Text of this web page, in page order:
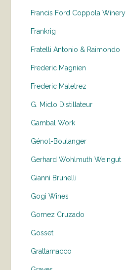
Francis Ford Coppola Winery
Frankrig
Fratelli Antonio & Raimondo
Frederic Magnien
Frederic Maletrez
G. Miclo Distillateur
Gambal Work
Génot-Boulanger
Gerhard Wohlmuth Weingut
Gianni Brunelli
Gogi Wines
Gomez Cruzado
Gosset
Grattamacco